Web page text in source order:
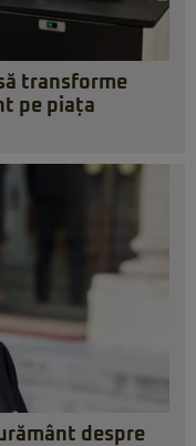
transforme
pe piața
despre